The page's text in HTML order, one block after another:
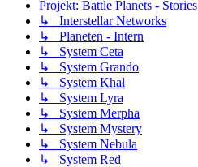
Projekt: Battle Planets - Stories
↳ Interstellar Networks
↳ Planeten - Intern
↳ System Ceta
↳ System Grando
↳ System Khal
↳ System Lyra
↳ System Merpha
↳ System Mystery
↳ System Nebula
↳ System Red